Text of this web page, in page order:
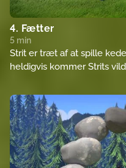
4. Fætter
5 min
Strit er træt af at spille
heldigvis kommer Strits
og Strit bliver nødt til at
dette, vil Strit alligevel